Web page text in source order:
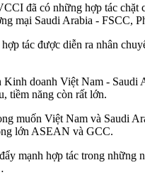
đã có những hợp tác
mại Saudi Arabia - FSCC,
tác được diễn ra nhân
Kinh doanh Việt Nam -
tiềm năng còn rất lớn.
muốn Việt Nam và Saudi
lớn ASEAN và GCC.
mạnh hợp tác trong